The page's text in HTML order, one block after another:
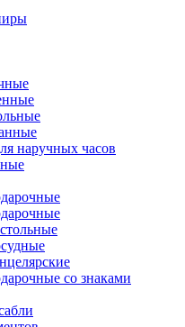
наручных часов
со знаками